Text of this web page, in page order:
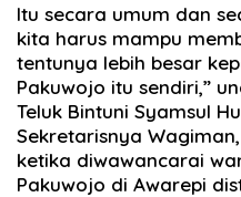
Itu secara umum dan
kita harus mampu
tentunya lebih besar
Pakuwojo itu sendiri,”
Teluk Bintuni Syamsul
Sekretarisnya
ketika diwawancarai
Pakuwojo di Awarepi